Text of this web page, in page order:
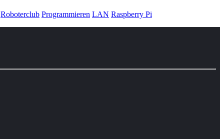
Roboterclub Programmieren LAN Raspberry Pi